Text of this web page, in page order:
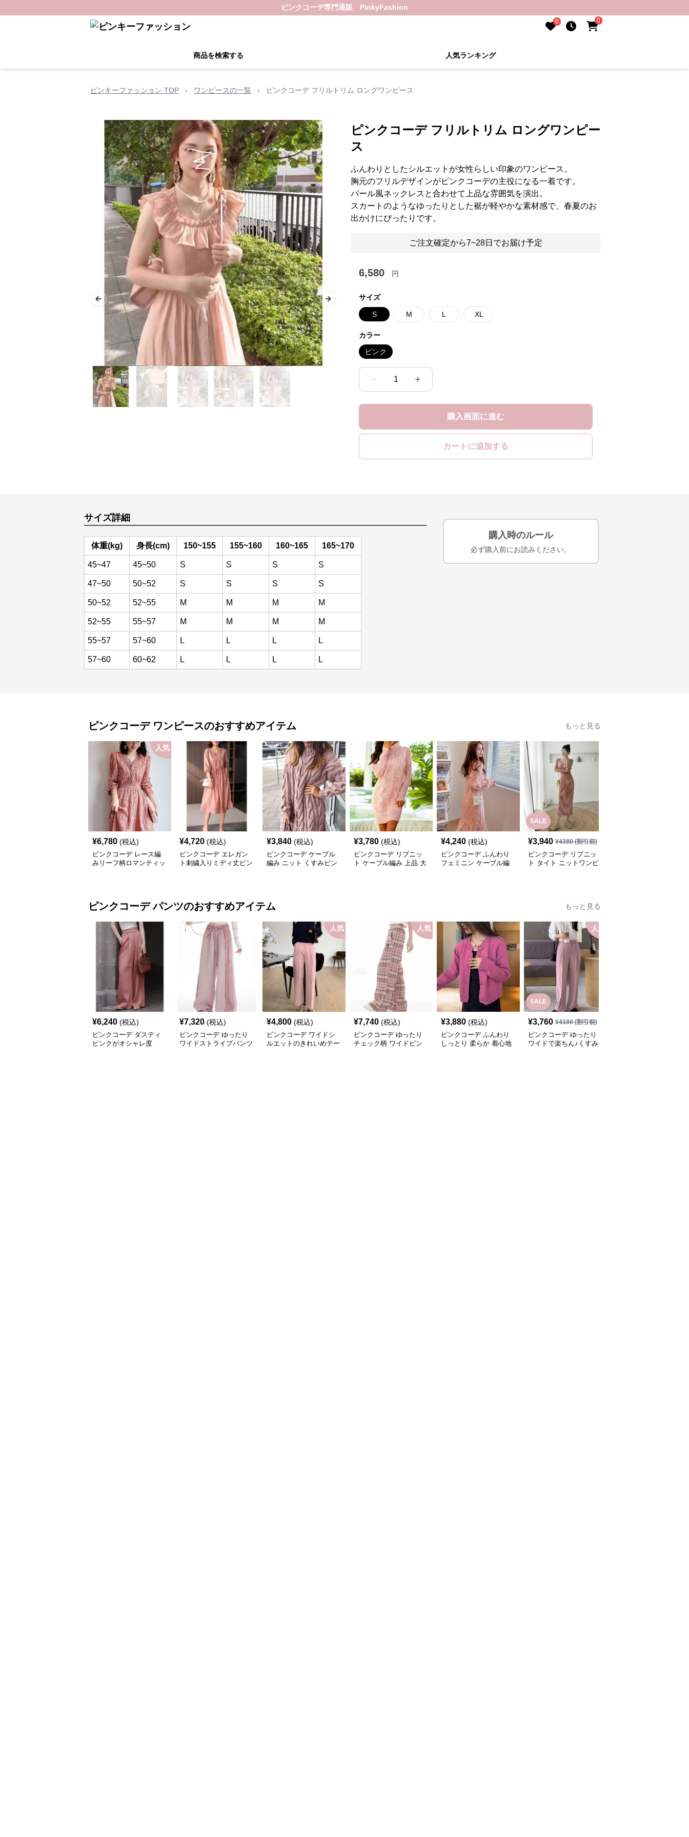
ピンクコーデ専門通販 PinkyFashion
0 0
商品を検索する 人気ランキング
ピンキーファッション TOP › ワンピースの一覧 › ピンクコーデ フリルトリム ロングワンピース
Previous slide Next slide
ピンクコーデ フリルトリム ロングワンピー
ス
ふんわりとしたシルエットが女性らしい印象のワンピース。
胸元のフリルデザインがピンクコーデの主役になる一着です。
パール風ネックレスと合わせて上品な雰囲気を演出。
スカートのようなゆったりとした裾が軽やかな素材感で、春夏のお
出かけにぴったりです。
ご注文確定から7~28日でお届け予定
6,580 円
サイズ
S M L XL
カラー
ピンク
1
購入画面に進む
カートに追加する
サイズ詳細
体重(kg) 身長(cm) 150~155 155~160 160~165 165~170
45~47 45~50 S S S S
47~50 50~52 S S S S
50~52 52~55 M M M M
52~55 55~57 M M M M
55~57 57~60 L L L L
57~60 60~62 L L L L
購入時のルール
必ず購入前にお読みください。
ピンクコーデ ワンピースのおすすめアイテム もっと見る
人気
¥6,780 (税込)
ピンクコーデ レース編
みリーフ柄ロマンティッ
¥4,720 (税込)
ピンクコーデ エレガン
ト刺繍入りミディ丈ピン
¥3,840 (税込)
ピンクコーデ ケーブル
編み ニット くすみピン
¥3,780 (税込)
ピンクコーデ リブニッ
ト ケーブル編み 上品 大
¥4,240 (税込)
ピンクコーデ ふんわり
フェミニン ケーブル編
SALE
¥3,940 ¥4380(割引前)
ピンクコーデ リブニッ
ト タイト ニットワンピ
ピンクコーデ パンツのおすすめアイテム もっと見る
¥6,240 (税込)
ピンクコーデ ダスティ
ピンクがオシャレ度
¥7,320 (税込)
ピンクコーデ ゆったり
ワイドストライプパンツ
人気
¥4,800 (税込)
ピンクコーデ ワイドシ
ルエットのきれいめテー
人気
¥7,740 (税込)
ピンクコーデ ゆったり
チェック柄 ワイドピン
¥3,880 (税込)
ピンクコーデ ふんわり
しっとり 柔らか 着心地
SALE
人気
¥3,760 ¥4180(割引前)
ピンクコーデ ゆったり
ワイドで楽ちん♪くすみ